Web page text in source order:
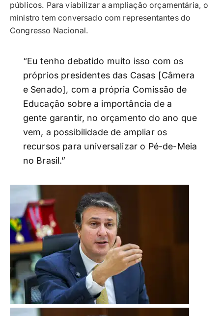
públicos. Para viabilizar a ampliação orçamentária, o
ministro tem conversado com representantes do
Congresso Nacional.
“Eu tenho debatido muito isso com os
próprios presidentes das Casas [Câmera
e Senado], com a própria Comissão de
Educação sobre a importância de a
gente garantir, no orçamento do ano que
vem, a possibilidade de ampliar os
recursos para universalizar o Pé-de-Meia
no Brasil.”